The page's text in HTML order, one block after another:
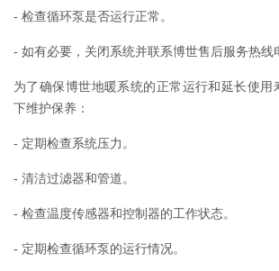
- 检查循环泵是否运行正常。
- 如有必要，关闭系统并联系博世售后服务热线
为了确保博世地暖系统的正常运行和延长使用
下维护保养：
- 定期检查系统压力。
- 清洁过滤器和管道。
- 检查温度传感器和控制器的工作状态。
- 定期检查循环泵的运行情况。